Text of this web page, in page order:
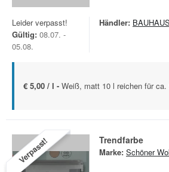
Leider verpasst!
Gültig: 08.07. -
05.08.
Händler: BAUHAUS
€ 5,00 / l - Weiß, matt 10 l reichen für ca.
Verpasst! Trendfarbe
Marke: Schöner